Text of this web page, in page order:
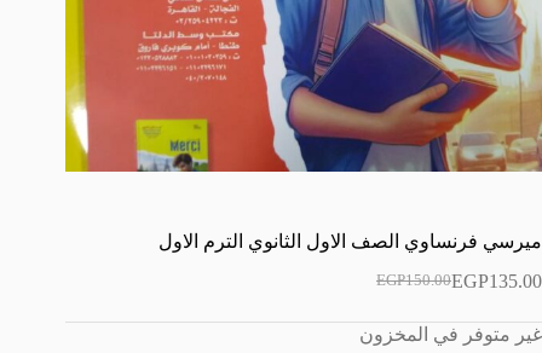
ميرسي فرنساوي الصف الاول الثانوي الترم الاول
EGP150.00
السعر
هو:
EGP135.00
السعر
هو:
غير متوفر في المخزون